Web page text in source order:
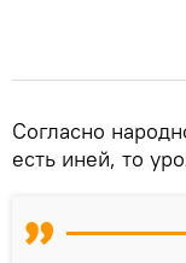
Согласно
есть иней, то